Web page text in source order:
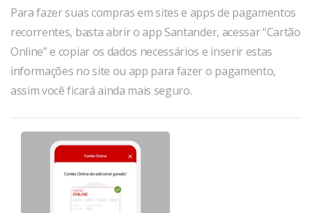
Para fazer suas compras em sites e apps de pagamentos
recorrentes, basta abrir o app Santander, acessar “Cartão
Online” e copiar os dados necessários e inserir estas
informações no site ou app para fazer o pagamento,
assim você ficará ainda mais seguro.